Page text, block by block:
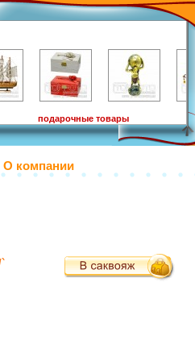
О компании
подарочные товары